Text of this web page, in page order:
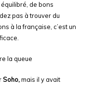
de bons
pas à trouver du
à la française, c’est un
la queue
Soho,mais il y avait